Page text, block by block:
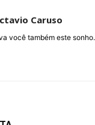
Caruso
você também este